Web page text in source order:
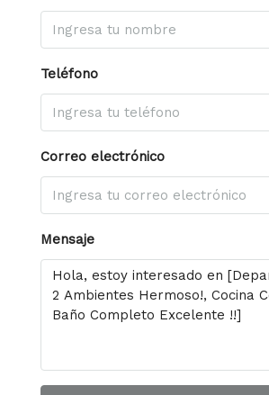
Teléfono
Correo electrónico
Mensaje